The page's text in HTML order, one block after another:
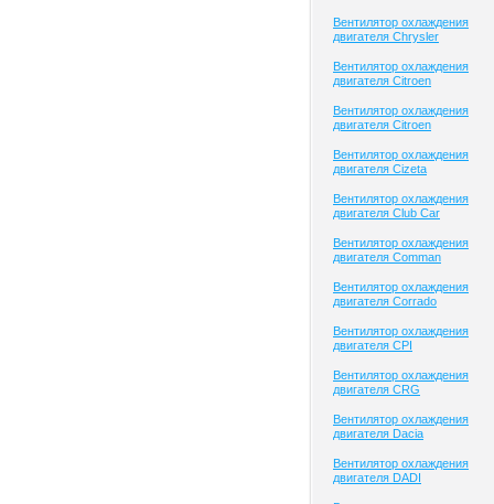
Вентилятор охлаждения
двигателя Chrysler
Вентилятор охлаждения
двигателя Citroen
Вентилятор охлаждения
двигателя Citroen
Вентилятор охлаждения
двигателя Cizeta
Вентилятор охлаждения
двигателя Club Сar
Вентилятор охлаждения
двигателя Comman
Вентилятор охлаждения
двигателя Corrado
Вентилятор охлаждения
двигателя CPI
Вентилятор охлаждения
двигателя CRG
Вентилятор охлаждения
двигателя Dacia
Вентилятор охлаждения
двигателя DADI